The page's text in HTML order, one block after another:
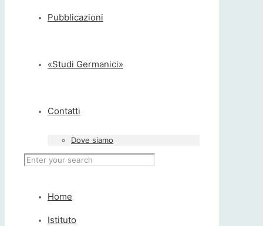
Pubblicazioni
«Studi Germanici»
Contatti
Dove siamo
Home
Istituto